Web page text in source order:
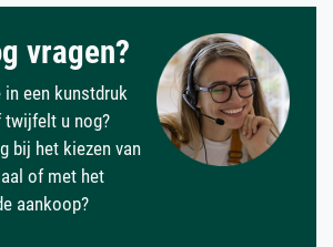
vragen?
een kunstdruk
u nog?
bij het kiezen van
of met het
aankoop?